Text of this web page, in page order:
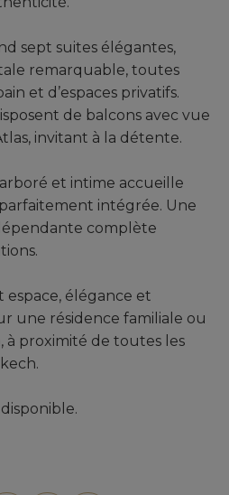
sept suites élégantes,
remarquable, toutes
et d’espaces privatifs.
de balcons avec vue
invitant à la détente.
et intime accueille
intégrée. Une
complète
élégance et
une résidence familiale ou
à proximité de toutes les